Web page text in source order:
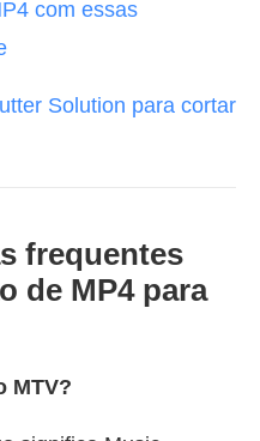
com essas
Solution para cortar
frequentes
de MP4 para
MTV?